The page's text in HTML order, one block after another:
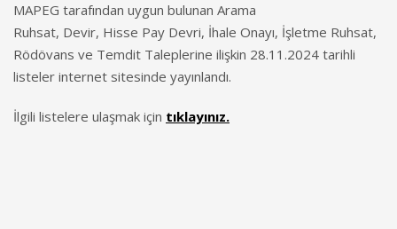
MAPEG tarafından uygun bulunan Arama
Ruhsat, Devir, Hisse Pay Devri, İhale Onayı, İşletme Ruhsat,
Rödövans ve Temdit Taleplerine ilişkin 28.11.2024 tarihli
listeler internet sitesinde yayınlandı.
İlgili listelere ulaşmak için tıklayınız.